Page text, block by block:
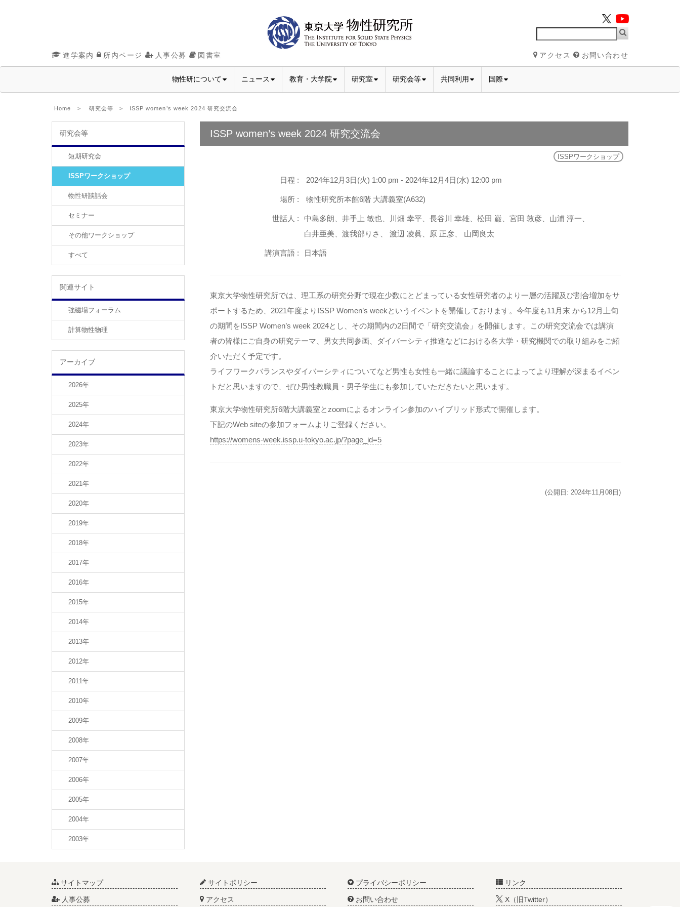
進学案内 所内ページ 人事公募 図書室 アクセス お問い合わせ
物性研について ニュース 教育・大学院 研究室 研究会等 共同利用 国際
Home > 研究会等 > ISSP women’s week 2024 研究交流会
研究会等
短期研究会
ISSPワークショップ
物性研談話会
セミナー
その他ワークショップ
すべて
関連サイト
強磁場フォーラム
計算物性物理
アーカイブ
2026年
2025年
2024年
2023年
2022年
2021年
2020年
2019年
2018年
2017年
2016年
2015年
2014年
2013年
2012年
2011年
2010年
2009年
2008年
2007年
2006年
2005年
2004年
2003年
ISSP women’s week 2024 研究交流会
ISSPワークショップ
日程 : 2024年12月3日(火) 1:00 pm - 2024年12月4日(水) 12:00 pm
場所 : 物性研究所本館6階 大講義室(A632)
世話人 :
中島多朗、井手上 敏也、川畑 幸平、⻑谷川 幸雄、松田 巌、宮田 敦彦、山浦 淳一、
白井亜美、渡我部りさ、 渡辺 凌眞、原 正彦、 山岡良太
講演言語 : 日本語
東京大学物性研究所では、理工系の研究分野で現在少数にとどまっている女性研究者のより一層の活躍及び割合増加をサ
ポートするため、2021年度よりISSP Women’s weekというイベントを開催しております。今年度も11月末 から12月上旬
の期間をISSP Women’s week 2024とし、その期間内の2日間で「研究交流会」を開催します。この研究交流会では講演
者の皆様にご自身の研究テーマ、男女共同参画、ダイバーシティ推進などにおける各大学・研究機関での取り組みをご紹
介いただく予定です。
ライフワークバランスやダイバーシティについてなど男性も女性も一緒に議論することによってより理解が深まるイベン
トだと思いますので、ぜひ男性教職員・男子学生にも参加していただきたいと思います。
東京大学物性研究所6階大講義室とzoomによるオンライン参加のハイブリッド形式で開催します。
下記のWeb siteの参加フォームよりご登録ください。
https://womens-week.issp.u-tokyo.ac.jp/?page_id=5
(公開日: 2024年11月08日)
サイトマップ サイトポリシー プライバシーポリシー リンク
人事公募 アクセス お問い合わせ X（旧Twitter）